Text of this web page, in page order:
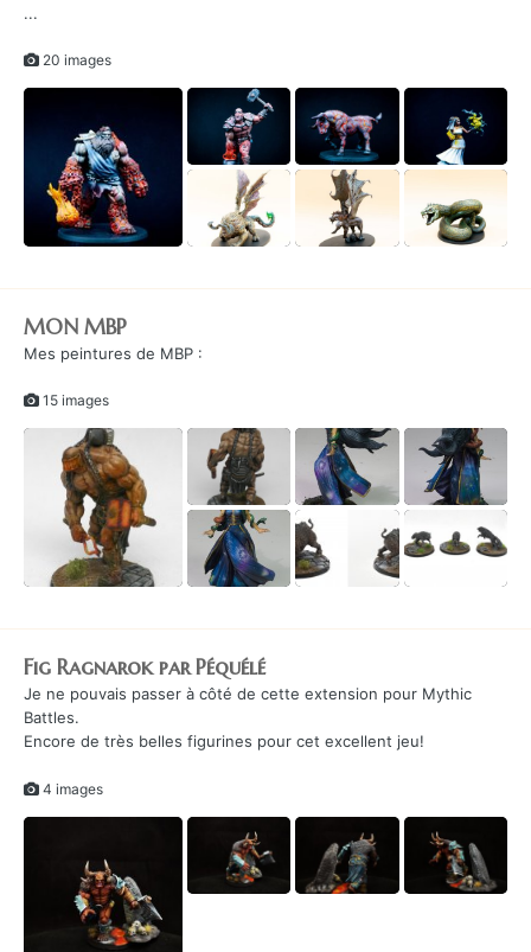
...
20 images
MON MBP
Mes peintures de MBP :
15 images
Fig Ragnarok par Péquélé
Je ne pouvais passer à côté de cette extension pour Mythic
Battles.
Encore de très belles figurines pour cet excellent jeu!
4 images